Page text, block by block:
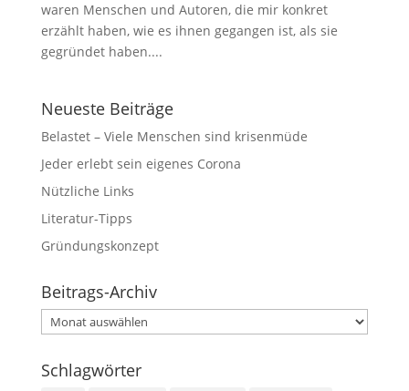
waren Menschen und Autoren, die mir konkret
erzählt haben, wie es ihnen gegangen ist, als sie
gegründet haben....
Neueste Beiträge
Belastet – Viele Menschen sind krisenmüde
Jeder erlebt sein eigenes Corona
Nützliche Links
Literatur-Tipps
Gründungskonzept
Beitrags-Archiv
Beitrags-
Archiv
Schlagwörter